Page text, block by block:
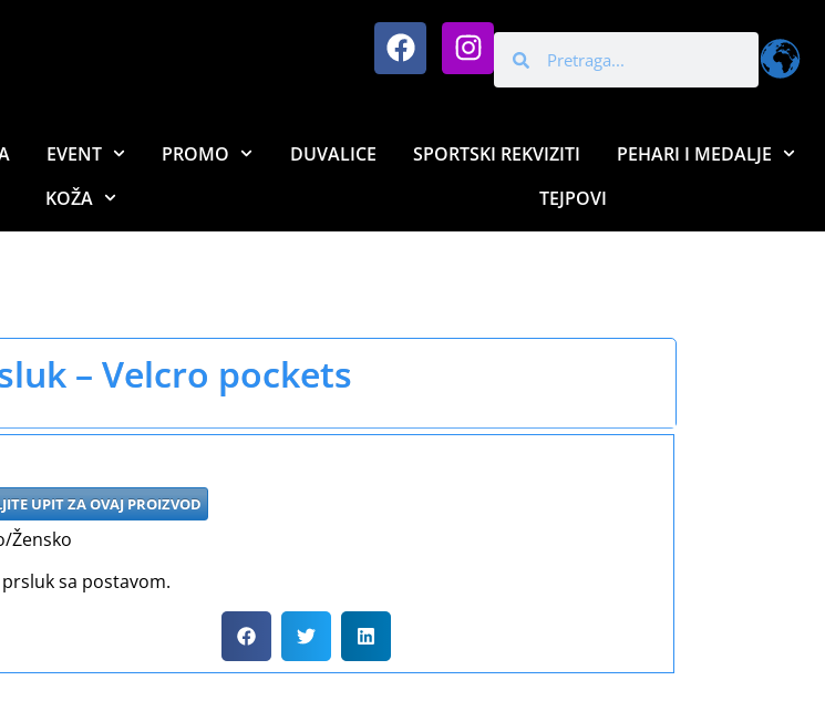
EVENT PROMO DUVALICE SPORTSKI REKVIZITI
PEHARI I MEDALJE
KOŽA TEJPOVI
– Velcro pockets
UPIT ZA OVAJ PROIZVOD
Žensko
sa postavom.